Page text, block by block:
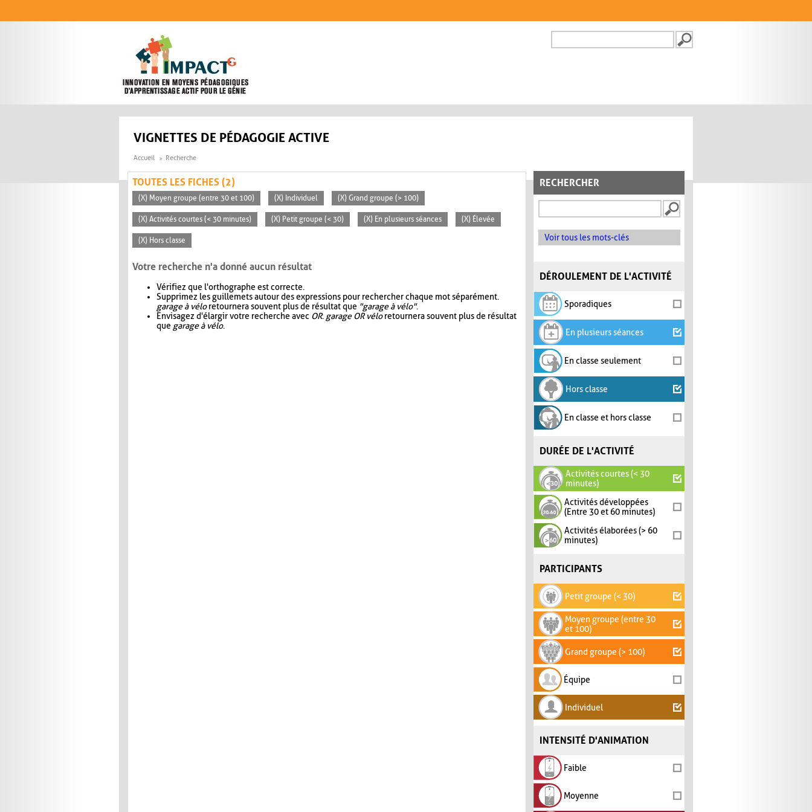
FORMULAIRE DE
VIGNETTES DE PÉDAGOGIE ACTIVE
Accueil Recherche
RECHERCHER
Voir tous les mots-clés
DÉROULEMENT DE L'ACTIVITÉ
Sporadiques
En plusieurs séances
En classe seulement
Hors classe
En classe et hors classe
DURÉE DE L'ACTIVITÉ
Activités courtes (< 30
minutes)
Activités développées
(Entre 30 et 60 minutes)
Activités élaborées (> 60
minutes)
PARTICIPANTS
Petit groupe (< 30)
Moyen groupe (entre 30
et 100)
Grand groupe (> 100)
Équipe
Individuel
INTENSITÉ D'ANIMATION
Faible
Moyenne
TOUTES LES FICHES (2)
(X) Moyen groupe (entre 30 et 100) (X) Individuel (X) Grand groupe (> 100)
(X) Activités courtes (< 30 minutes) (X) Petit groupe (< 30) (X) En plusieurs séances (X) Élevée
(X) Hors classe
Votre recherche n'a donné aucun résultat
Vérifiez que l'orthographe est correcte.
Supprimez les guillemets autour des expressions pour rechercher chaque mot séparément.
garage à véloretournera souvent plus de résultat que "garage à vélo".
Envisagez d'élargir votre recherche avec OR. garage OR véloretournera souvent plus de résultat
que garage à vélo.